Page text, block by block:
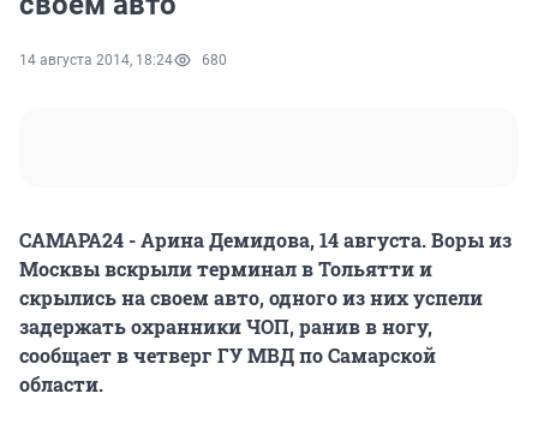
14 августа 2014, 18:24 680
САМАРА24 - Арина Демидова, 14 августа. Воры из
Москвы вскрыли терминал в Тольятти и
скрылись на своем авто, одного из них успели
задержать охранники ЧОП, ранив в ногу,
сообщает в четверг ГУ МВД по Самарской
области.